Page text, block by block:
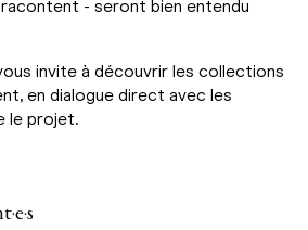
racontent - seront bien entendu
invite à découvrir les collections
en dialogue direct avec les
le projet.